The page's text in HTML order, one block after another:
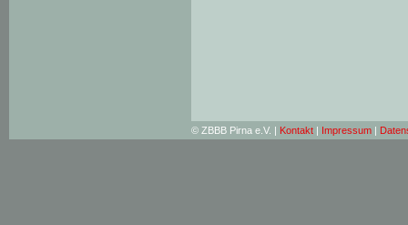
© ZBBB Pirna e.V. | Kontakt | Impressum |